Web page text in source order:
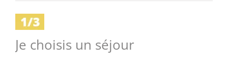
Je choisis un séjour